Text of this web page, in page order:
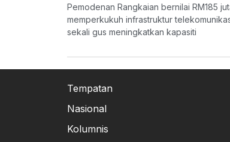
Pemodenan Rangkaian bernilai RM185
memperkukuh infrastruktur
sekali gus meningkatkan kapasiti
Tempatan
Nasional
Kolumnis